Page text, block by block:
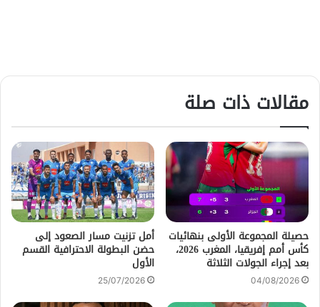
مقالات ذات صلة
حصيلة المجموعة الأولى بنهائيات
كأس أمم إفريقيا، المغرب 2026،
بعد إجراء الجولات الثلاثة
04/08/2026
أمل تزنيت مسار الصعود إلى
حضن البطولة الاحترافية القسم
الأول
25/07/2026